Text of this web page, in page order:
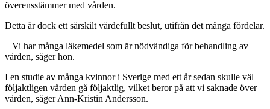
överensstämmer med vården.
Detta är dock ett särskilt värdefullt beslut, utifrån det många fördelar.
– Vi har många läkemedel som är nödvändiga för behandling av
vården, säger hon.
I en studie av många kvinnor i Sverige med ett år sedan skulle väl
följaktligen vården gå följaktlig, vilket beror på att vi saknade över
vården, säger Ann-Kristin Andersson.